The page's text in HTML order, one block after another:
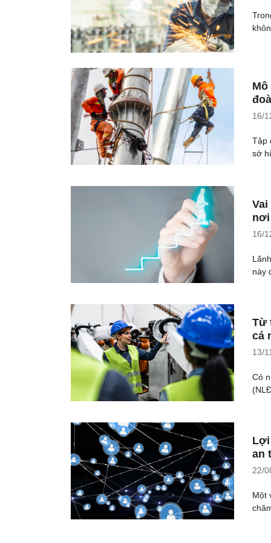
16/
Tập
sở
nơi
16/
này
Từ
cá
13/
Có
Lợi
an
22/
Một